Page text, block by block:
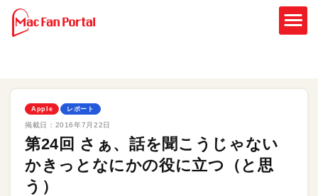
Apple レポート
掲載日： 2016年7月22日
第24回 さぁ、話を聞こうじゃない
かきっとなにかの役に立つ（と思
う）